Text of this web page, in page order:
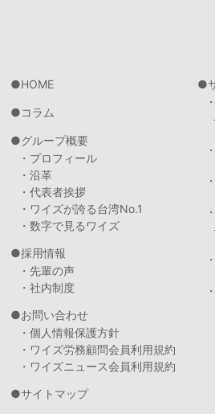
HOME
コラム
グループ概要
・プロフィール
・沿革
・代表者挨拶
・ワイズが誇る台湾No.1
・数字で見るワイズ
採用情報
・先輩の声
・社内制度
お問い合わせ
・個人情報保護方針
・ワイズ労務顧問会員利用規約
・ワイズニュース会員利用規約
サイトマップ